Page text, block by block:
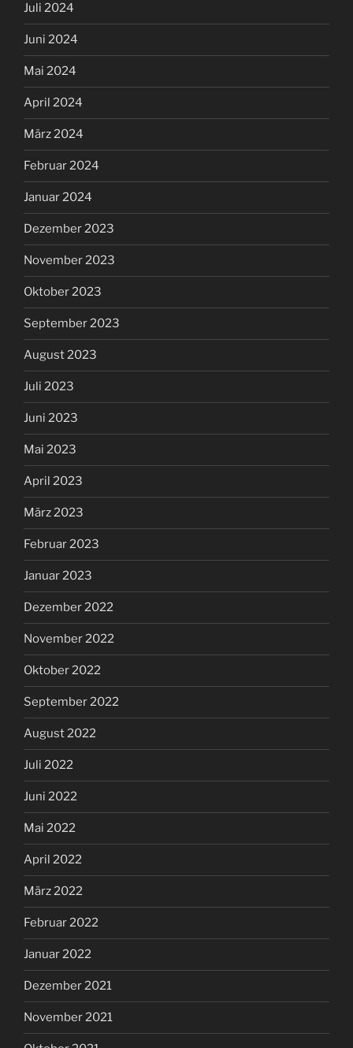
Juli 2024
Juni 2024
Mai 2024
April 2024
März 2024
Februar 2024
Januar 2024
Dezember 2023
November 2023
Oktober 2023
September 2023
August 2023
Juli 2023
Juni 2023
Mai 2023
April 2023
März 2023
Februar 2023
Januar 2023
Dezember 2022
November 2022
Oktober 2022
September 2022
August 2022
Juli 2022
Juni 2022
Mai 2022
April 2022
März 2022
Februar 2022
Januar 2022
Dezember 2021
November 2021